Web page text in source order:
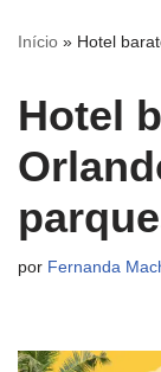
Início » Hotel
Hotel
por Fernanda